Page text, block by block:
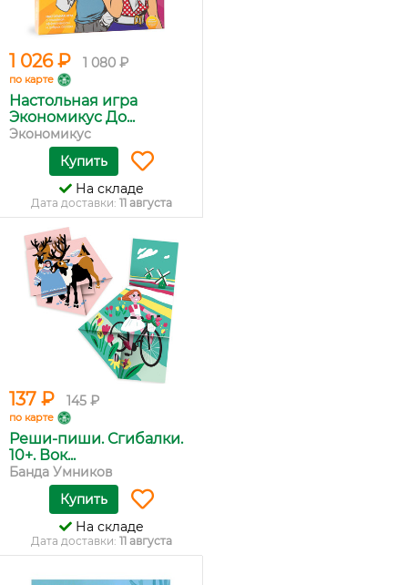
1 026 ₽ 1 080 ₽
по карте
Настольная игра
Экономикус До...
Экономикус
Купить
На складе
Дата доставки: 11 августа
137 ₽ 145 ₽
по карте
Реши-пиши. Сгибалки.
10+. Вок...
Банда Умников
Купить
На складе
Дата доставки: 11 августа